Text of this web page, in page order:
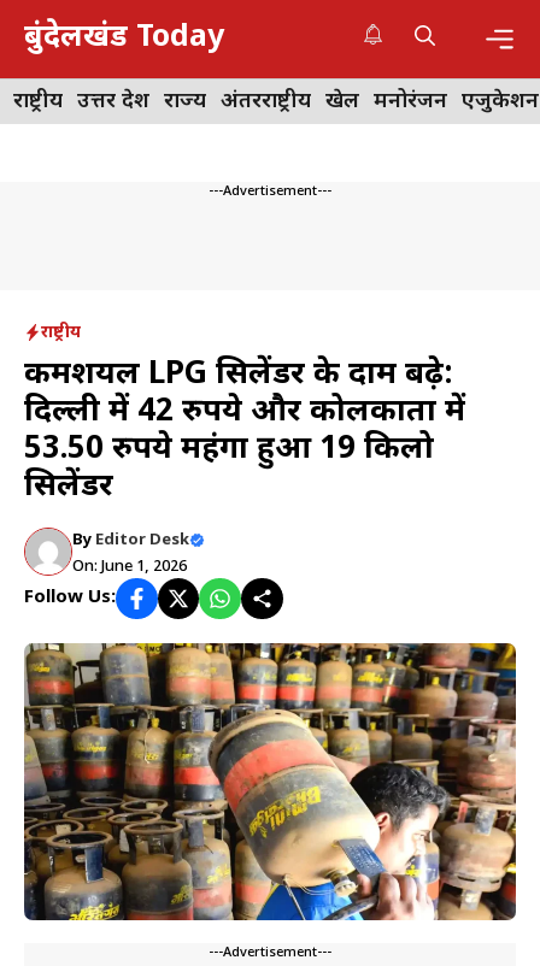
Skip
content
बुंदेलखंड Today
राष्ट्रीय उत्तर प्रदेश राज्य अंतरराष्ट्रीय खेल मनोरंजन एजुकेशन
---Advertisement---
राष्ट्रीय
कमर्शियल LPG सिलेंडर के दाम बढ़े:
दिल्ली में 42 रुपये और कोलकाता में
53.50 रुपये महंगा हुआ 19 किलो
सिलेंडर
By Editor Desk
On: June 1, 2026
Follow Us:
---Advertisement---